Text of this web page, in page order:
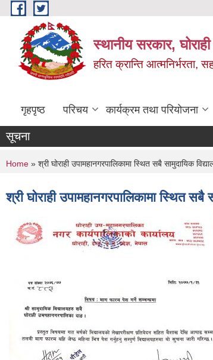
Skip to main content
स्थानीय सरकार,
हरित क्रान्ति आत्मनिर्भरता,
गृहपृष्ठ परिचय कार्यक्रम तथा परियोजना
सूचना
You are here
Home » श्री घोराही उपामहानगरपालिकामा स्थित सबै सामुदायिक
श्री घोराही उपामहानगरपालिकामा स्थित सबै